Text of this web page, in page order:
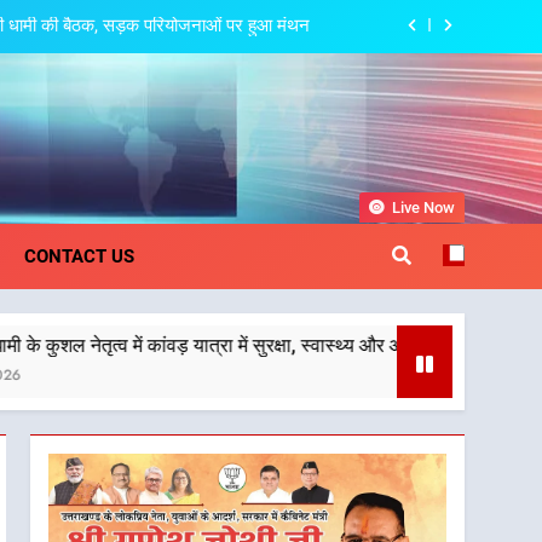
धामी की बैठक, सड़क परियोजनाओं पर हुआ मंथन
मसूरी के नियोजित विकास को मिलेगी रफ्तार
टनकपुर एक्सप्रेस का ठहराव हुआ स्वीकृत
और आपातकालीन सेवाओं की बनी मजबूत व्यवस्था
मसूरी के नियोजित विकास को मिलेगी रफ्तार
टनकपुर एक्सप्रेस का ठहराव हुआ स्वीकृत
और आपातकालीन सेवाओं की बनी मजबूत व्यवस्था
CONTACT US
Live Now
में सुरक्षा, स्वास्थ्य और आपातकालीन सेवाओं की बनी मजबूत व्यवस्था